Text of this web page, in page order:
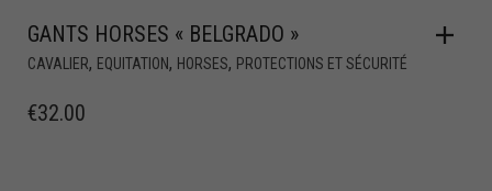
GANTS HORSES « BELGRADO »
CAVALIER, EQUITATION, HORSES, PROTECTIONS ET SÉCURITÉ
€32.00